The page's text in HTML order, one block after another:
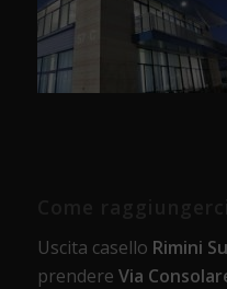
Uscita casello Rimini
prendere Via